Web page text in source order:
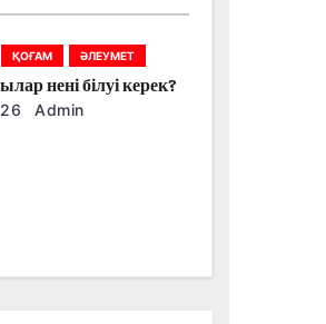
ҚОҒАМ ӘЛЕУМЕТ
нені білуі керек?
Admin